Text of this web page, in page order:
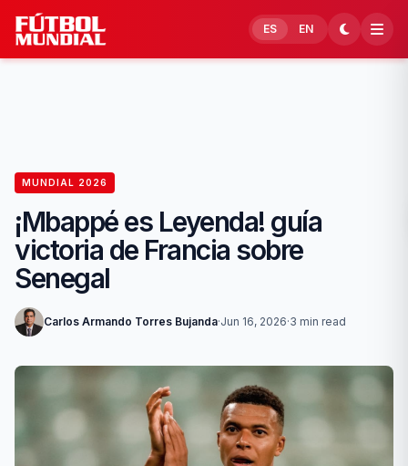
Skip to content
ES EN
MUNDIAL 2026
¡Mbappé es Leyenda! guía
victoria de Francia sobre
Senegal
Carlos Armando Torres Bujanda·Jun 16, 2026·3 min read